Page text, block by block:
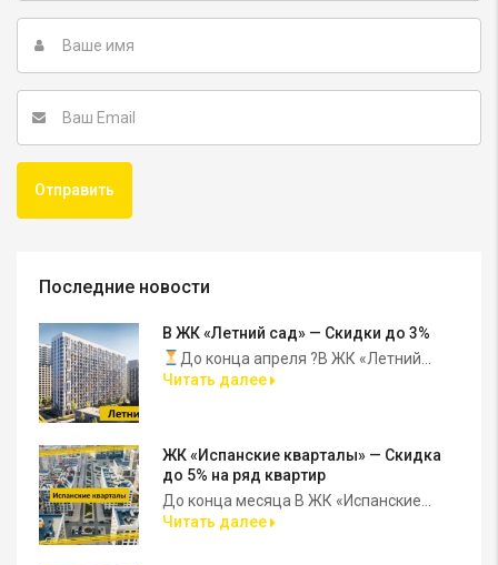
Последние новости
В ЖК «Летний сад» — Скидки до 3%
До конца апреля ?В ЖК «Летний...
Читать далее
ЖК «Испанские кварталы» — Скидка
до 5% на ряд квартир
До конца месяца В ЖК «Испанские...
Читать далее